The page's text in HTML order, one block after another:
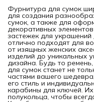
Фурнитура для сумок
для создания
сумок, а также для
декоративных
застежек для
отлично подходят для
от изящных женских
изделий до уникальных
дизайна. Будь то
для сумок станет не
частями вашего
его стиль и
карабины для ключей.
полукольца, чтобы